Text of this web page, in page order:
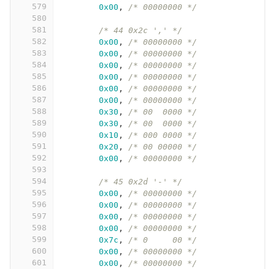
579
580
581
582
583
584
585
586
587
588
589
590
591
592
593
594
595
596
597
598
599
600
601
0x00 , /* 00000000 */
/* 44 0x2c ',' */
0x00 ,
/* 00000000 */
0x00 ,
/* 00000000 */
0x00 ,
/* 00000000 */
0x00 ,
/* 00000000 */
0x00 ,
/* 00000000 */
0x00 ,
/* 00000000 */
0x30 ,
/* 00  0000 */
0x30 ,
/* 00  0000 */
0x10 ,
/* 000 0000 */
0x20 ,
/* 00 00000 */
0x00 , /* 00000000 */
/* 45 0x2d '-' */
0x00 ,
/* 00000000 */
0x00 ,
/* 00000000 */
0x00 ,
/* 00000000 */
0x00 ,
/* 00000000 */
0x7c ,
/* 0     00 */
0x00 ,
/* 00000000 */
0x00 ,
/* 00000000 */